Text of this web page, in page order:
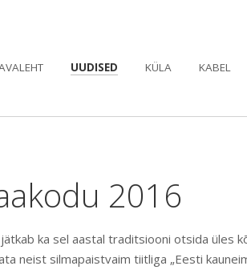
UUDISED KÜLA KABEL
2016
ka sel aastal traditsiooni otsida üles
neist silmapaistvaim tiitliga „Eesti